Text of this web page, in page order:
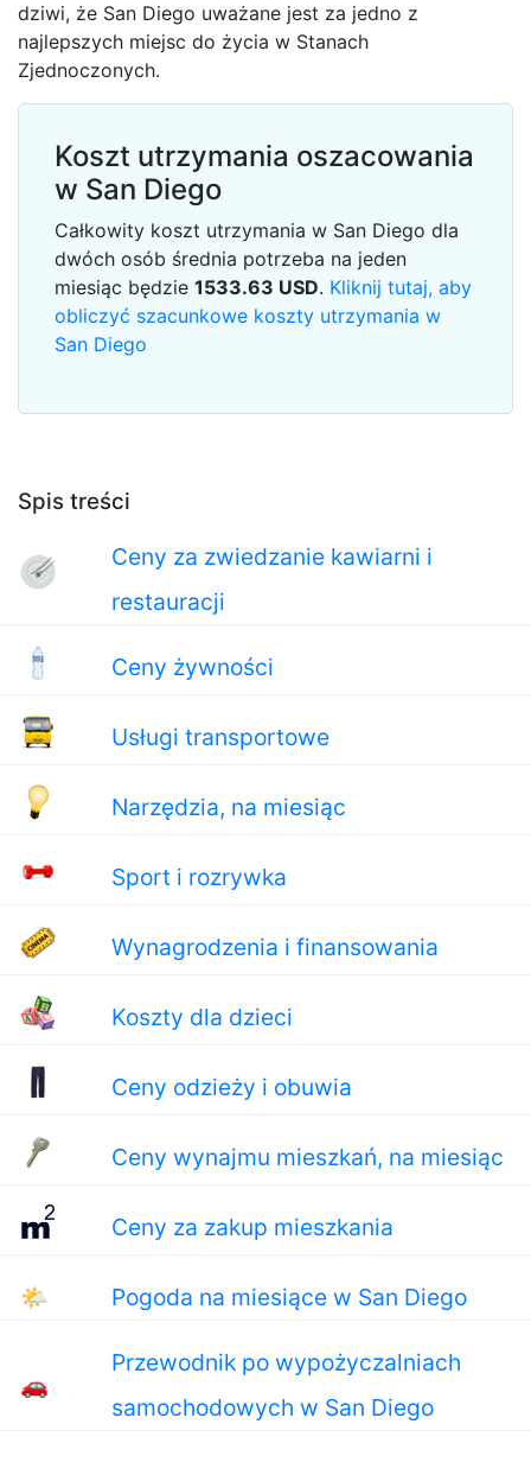
Spis treści
Ceny za zwiedzanie kawiarni i
restauracji
Ceny żywności
Usługi transportowe
Narzędzia, na miesiąc
Sport i rozrywka
Wynagrodzenia i finansowania
Koszty dla dzieci
Ceny odzieży i obuwia
Ceny wynajmu mieszkań, na miesiąc
Ceny za zakup mieszkania
🌤 Pogoda na miesiące w San Diego
🚗
Przewodnik po wypożyczalniach
samochodowych w San Diego
dziwi, że San Diego uważane jest za jedno z
najlepszych miejsc do życia w Stanach
Zjednoczonych.
Koszt utrzymania oszacowania
w San Diego
Całkowity koszt utrzymania w San Diego dla
dwóch osób średnia potrzeba na jeden
miesiąc będzie 1533.63 USD. Kliknij tutaj, aby
obliczyć szacunkowe koszty utrzymania w
San Diego